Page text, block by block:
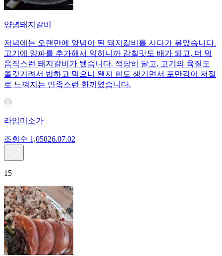
양념돼지갈비
저녁에는 오랜만에 양념이 된 돼지갈비를 사다가 볶았습니다.
고기에 양파를 추가해서 익히니까 감칠맛도 배가 되고, 더 먹
음직스런 돼지갈비가 됐습니다. 적당히 달고, 고기의 육질도
쫄깃거려서 밥하고 먹으니 왠지 힘도 생기면서 포만감이 저절
로 느껴지는 만족스런 한끼였습니다.
라임미소가
조회수 1,05826.07.02
15